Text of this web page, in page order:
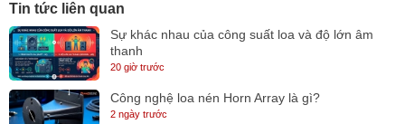
Tin tức liên quan
Sự khác nhau của công suất loa và độ lớn âm
thanh
20 giờ trước
Công nghệ loa nén Horn Array là gì?
2 ngày trước